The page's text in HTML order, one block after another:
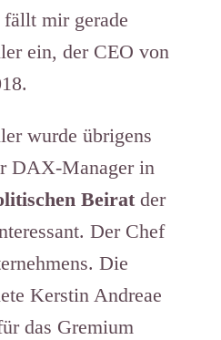
mir gerade
ein, der CEO von
wurde übrigens
DAX-Manager in
Beiratder
Der Chef
Die
Kerstin Andreae
das Gremium